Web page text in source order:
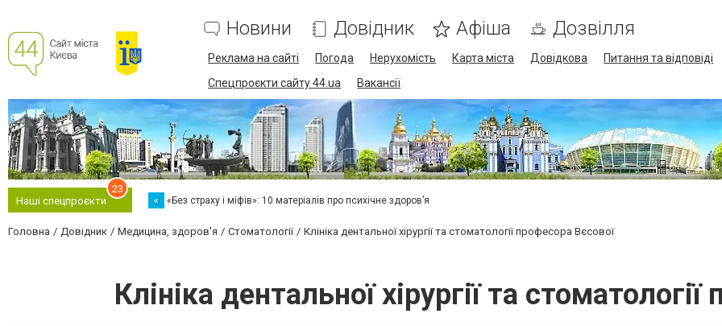
Новини Довідник Афіша Дозвілля
Реклама на сайті Погода Нерухомість Карта міста Довідкова Питання та відповіді
Спецпроєкти сайту 44.ua
Вакансії
Наші спецпроєкти
23
« «Без страху і міфів»: 10 матеріалів про психічне здоров’я
Головна Довідник Медицина, здоров'я Стоматології Клініка дентальної хірургії та стоматології професора Вєсової
Клініка дентальної хірургії та